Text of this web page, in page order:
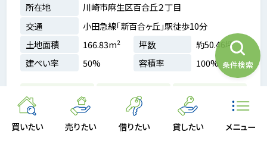
買いたい 売りたい 借りたい 貸したい メニュー
所在地
川崎市麻生区百合丘２丁目
交通
小田急線「新百合ヶ丘」駅徒歩10分
土地面積
166.83m² 坪数
約50.46坪
建ぺい率
50% 容積率 100%
建築条件なし
条件検索